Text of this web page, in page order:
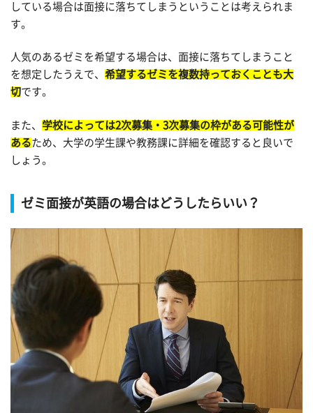
している場合は面接に落ちてしまうということは考えられま
す。
人気のあるゼミを希望する場合は、面接に落ちてしまうこと
を想定したうえで、 希望するゼミを複数持っておくことも大
切です。
また、 学校によっては2次募集・3次募集の枠がある可能性が
あるため、大学の学生課や教務課に詳細を確認すると良いで
しょう。
ゼミ面接が英語の場合はどうしたらいい？